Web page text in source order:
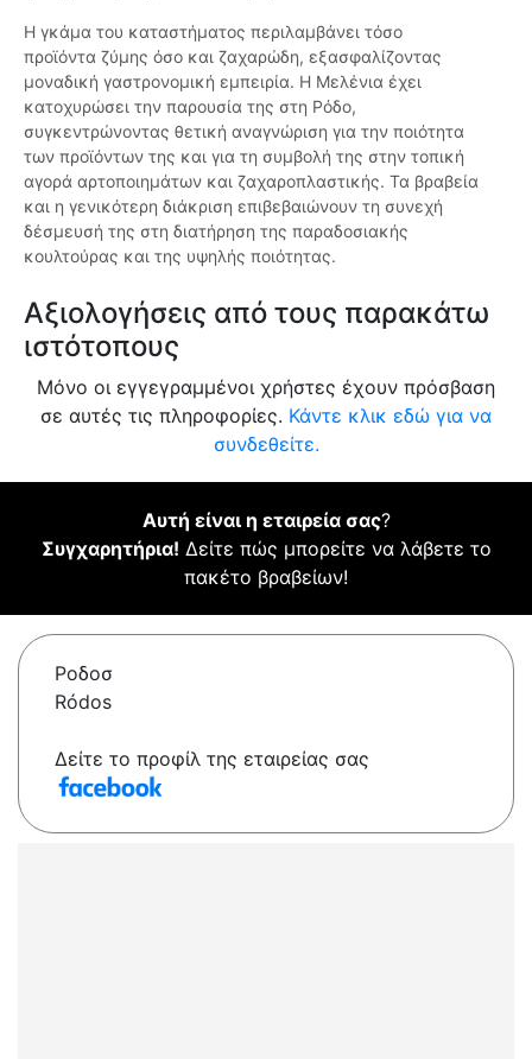
Η γκάμα του καταστήματος περιλαμβάνει τόσο
προϊόντα ζύμης όσο και ζαχαρώδη, εξασφαλίζοντας
μοναδική γαστρονομική εμπειρία. Η Μελένια έχει
κατοχυρώσει την παρουσία της στη Ρόδο,
συγκεντρώνοντας θετική αναγνώριση για την ποιότητα
των προϊόντων της και για τη συμβολή της στην τοπική
αγορά αρτοποιημάτων και ζαχαροπλαστικής. Τα βραβεία
και η γενικότερη διάκριση επιβεβαιώνουν τη συνεχή
δέσμευσή της στη διατήρηση της παραδοσιακής
κουλτούρας και της υψηλής ποιότητας.
Αξιολογήσεις από τους παρακάτω
ιστότοπους
Μόνο οι εγγεγραμμένοι χρήστες έχουν πρόσβαση
σε αυτές τις πληροφορίες. Κάντε κλικ εδώ για να
συνδεθείτε.
Αυτή είναι η εταιρεία σας?
Συγχαρητήρια! Δείτε πώς μπορείτε να λάβετε το
πακέτο βραβείων!
Ροδοσ
Ródos
Δείτε το προφίλ της εταιρείας σας